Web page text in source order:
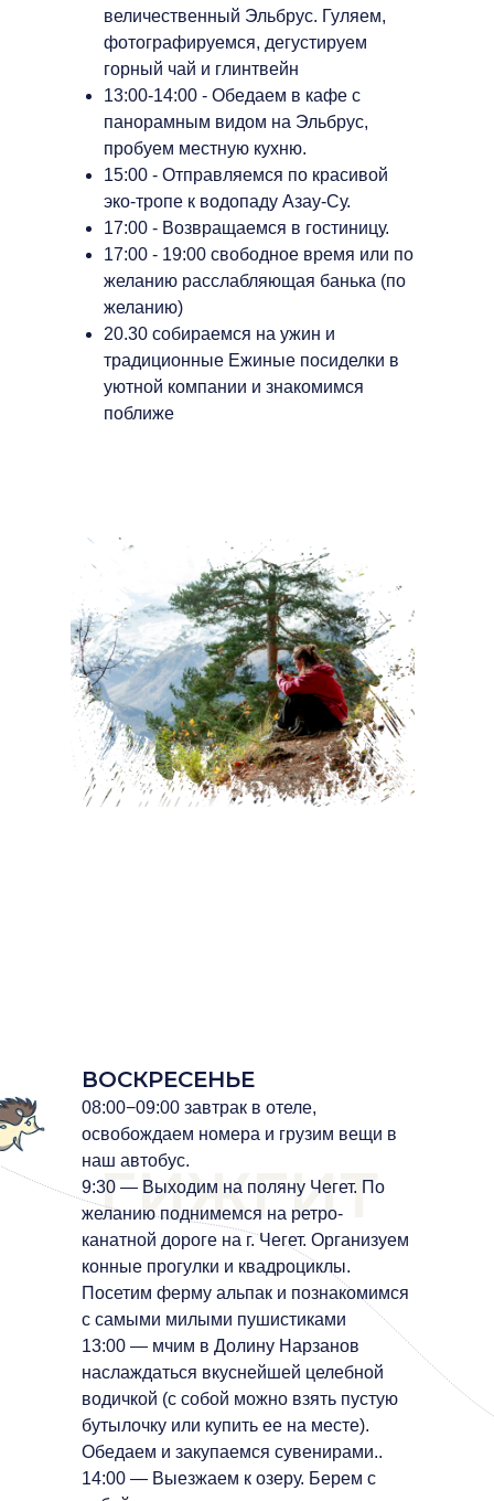
величественный Эльбрус. Гуляем,
фотографируемся, дегустируем
горный чай и глинтвейн
13:00-14:00 - Обедаем в кафе с
панорамным видом на Эльбрус,
пробуем местную кухню.
15:00 - Отправляемся по красивой
эко-тропе к водопаду Азау-Су.
17:00 - Возвращаемся в гостиницу.
17:00 - 19:00 свободное время или по
желанию расслабляющая банька (по
желанию)
20.30 собираемся на ужин и
традиционные Ежиные посиделки в
уютной компании и знакомимся
поближе
ГИЖГИТ
ВОСКРЕСЕНЬЕ
08:00−09:00 завтрак в отеле,
освобождаем номера и грузим вещи в
наш автобус.
9:30 — Выходим на поляну Чегет. По
желанию поднимемся на ретро-
канатной дороге на г. Чегет. Организуем
конные прогулки и квадроциклы.
Посетим ферму альпак и познакомимся
с самыми милыми пушистиками
13:00 — мчим в Долину Нарзанов
наслаждаться вкуснейшей целебной
водичкой (с собой можно взять пустую
бутылочку или купить ее на месте).
Обедаем и закупаемся сувенирами..
‌14:00 — Выезжаем к озеру. Берем с